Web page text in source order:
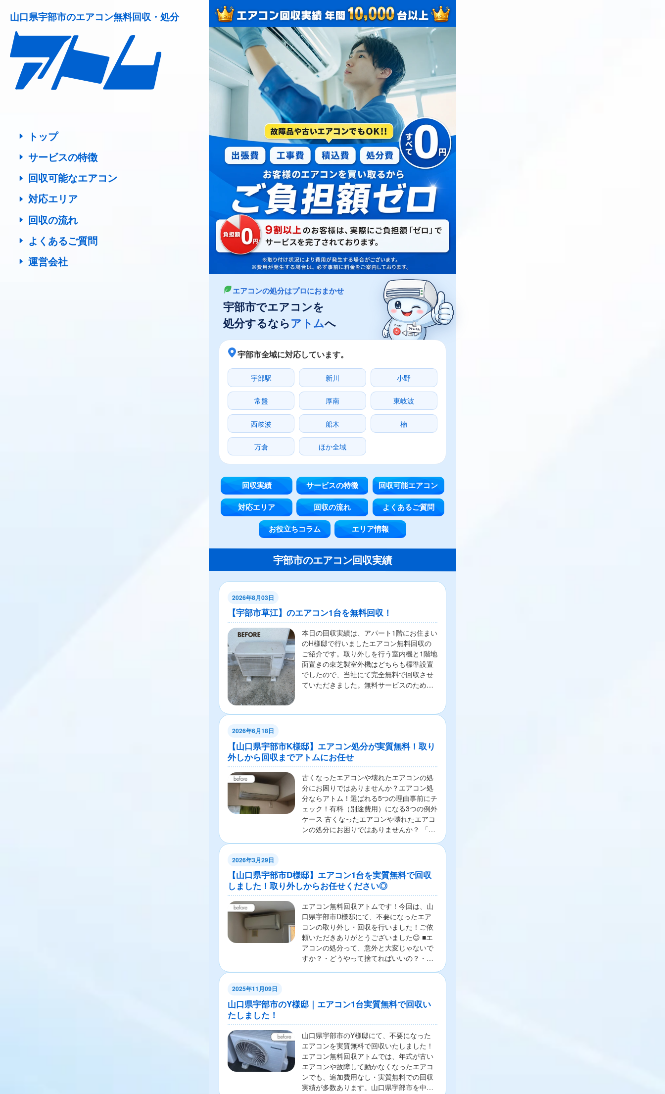
山口県宇部市のエアコン無料回収・処分
トップ
サービスの特徴
回収可能なエアコン
対応エリア
回収の流れ
よくあるご質問
運営会社
エアコンの処分はプロにおまかせ
宇部市でエアコンを
処分するならアトムへ
宇部市全域に対応しています。
宇部駅 新川 小野
常盤 厚南 東岐波
西岐波 船木 楠
万倉 ほか全域
回収実績 サービスの特徴
回収可能エアコン
対応エリア
回収の流れ
よくあるご質問
お役立ちコラム
エリア情報
宇部市のエアコン回収実績
2026年8月03日
【宇部市草江】のエアコン1台を無料回収！
本日の回収実績は、アパート1階にお住まい
のH様邸で行いましたエアコン無料回収の
ご紹介です。取り外しを行う室内機と1階地
面置きの東芝製室外機はどちらも標準設置
でしたので、当社にて完全無料で回収させ
ていただきました。無料サービスのため簡
2026年6月18日
【山口県宇部市K様邸】エアコン処分が実質無料！取り
外しから回収までアトムにお任せ
古くなったエアコンや壊れたエアコンの処
分にお困りではありませんか？エアコン処
分ならアトム！選ばれる5つの理由事前にチ
ェック！有料（別途費用）になる3つの例外
ケース 古くなったエアコンや壊れたエアコ
ンの処分にお困りではありませんか？ 「エ
2026年3月29日
【山口県宇部市D様邸】エアコン1台を実質無料で回収
しました！取り外しからお任せください◎
エアコン無料回収アトムです！今回は、山
口県宇部市D様邸にて、不要になったエア
コンの取り外し・回収を行いました！ご依
頼いただきありがとうございました😊 ■エ
アコンの処分って、意外と大変じゃないで
すか？・どうやって捨てればいいの？・リ
2025年11月09日
山口県宇部市のY様邸｜エアコン1台実質無料で回収い
たしました！
山口県宇部市のY様邸にて、不要になった
エアコンを実質無料で回収いたしました！
エアコン無料回収アトムでは、年式が古い
エアコンや故障して動かなくなったエアコ
ンでも、追加費用なし・実質無料での回収
実績が多数あります。山口県宇部市を中心